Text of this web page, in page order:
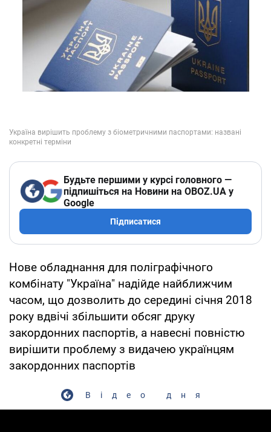
Будьте першими у курсі головного —
підпишіться на Новини на OBOZ.UA у
Google
Підписатися
Нове обладнання для поліграфічного
комбінату "Україна" надійде найближчим
часом, що дозволить до середині січня 2018
року вдвічі збільшити обсяг друку
закордонних паспортів, а навесні повністю
вирішити проблему з видачею українцям
закордонних паспортів
Відео дня